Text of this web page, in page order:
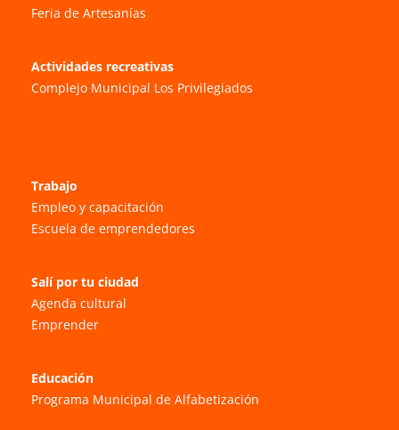
Feria de Artesanías
Actividades recreativas
Complejo Municipal Los Privilegiados
Trabajo
Empleo y capacitación
Escuela de emprendedores
Salí por tu ciudad
Agenda cultural
Emprender
Educación
Programa Municipal de Alfabetización